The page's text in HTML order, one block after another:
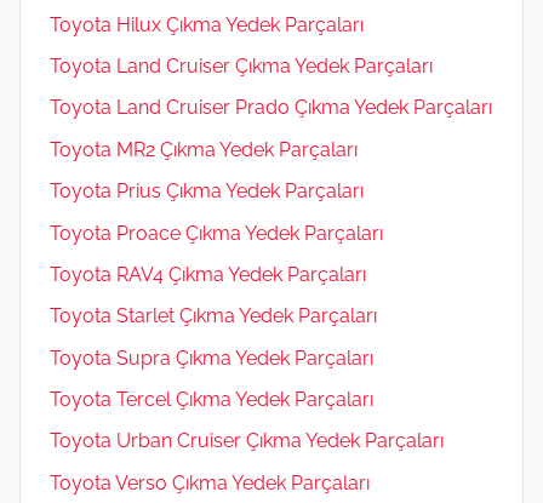
Toyota Hilux Çıkma Yedek Parçaları
Toyota Land Cruiser Çıkma Yedek Parçaları
Toyota Land Cruiser Prado Çıkma Yedek Parçaları
Toyota MR2 Çıkma Yedek Parçaları
Toyota Prius Çıkma Yedek Parçaları
Toyota Proace Çıkma Yedek Parçaları
Toyota RAV4 Çıkma Yedek Parçaları
Toyota Starlet Çıkma Yedek Parçaları
Toyota Supra Çıkma Yedek Parçaları
Toyota Tercel Çıkma Yedek Parçaları
Toyota Urban Cruiser Çıkma Yedek Parçaları
Toyota Verso Çıkma Yedek Parçaları